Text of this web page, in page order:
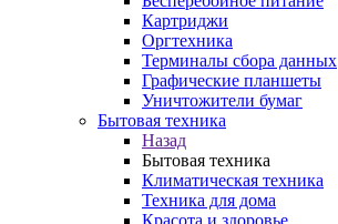
Картриджи
Оргтехника
Терминалы сбора данных
Графические планшеты
Уничтожители бумаг
Бытовая техника
Назад
Бытовая техника
Климатическая техника
Техника для дома
Красота и здоровье